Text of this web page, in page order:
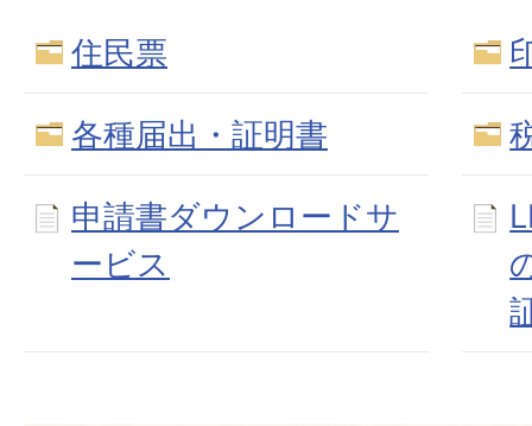
住民票
各種届出・証明書
申請書ダウンロードサ
ービス